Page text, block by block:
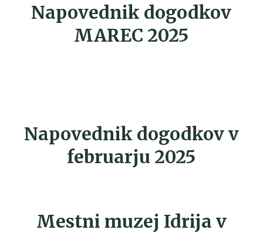
Napovednik dogodkov
MAREC 2025
Napovednik dogodkov v
februarju 2025
Mestni muzej Idrija v